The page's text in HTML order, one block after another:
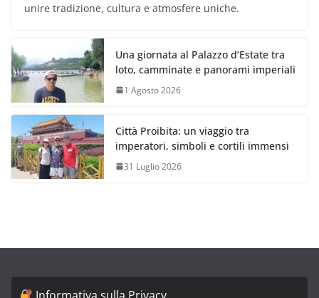
unire tradizione, cultura e atmosfere uniche.
Una giornata al Palazzo d’Estate tra
loto, camminate e panorami imperiali
1 Agosto 2026
Città Proibita: un viaggio tra
imperatori, simboli e cortili immensi
31 Luglio 2026